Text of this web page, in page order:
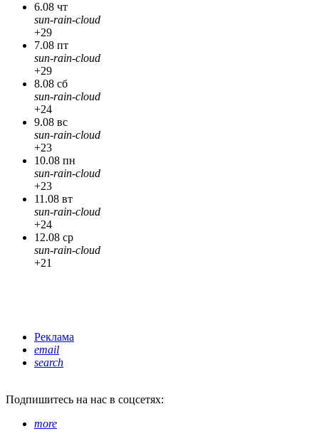
6.08 чт
sun-rain-cloud
+29
7.08 пт
sun-rain-cloud
+29
8.08 сб
sun-rain-cloud
+24
9.08 вс
sun-rain-cloud
+23
10.08 пн
sun-rain-cloud
+23
11.08 вт
sun-rain-cloud
+24
12.08 ср
sun-rain-cloud
+21
Реклама
email
search
Подпишитесь на нас в соцсетях:
more